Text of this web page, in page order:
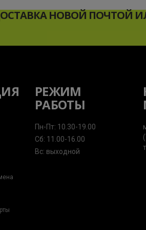
НОВОЙ ПОЧТОЙ
РЕЖИМ
РАБОТЫ
Пн-Пт: 10.30-19.00
Сб: 11.00-16.00
Вс: выходной